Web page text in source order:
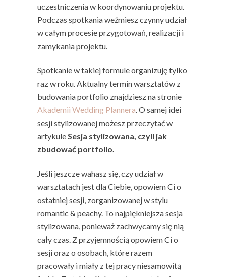
uczestniczenia w koordynowaniu projektu.
Podczas spotkania weźmiesz czynny udział
w całym procesie przygotowań, realizacji i
zamykania projektu.
Spotkanie w takiej formule organizuję tylko
raz w roku. Aktualny termin warsztatów z
budowania portfolio znajdziesz na stronie
Akademii Wedding Plannera. O samej idei
sesji stylizowanej możesz przeczytać w
artykuleSesja stylizowana, czyli jak
zbudować portfolio.
Jeśli jeszcze wahasz się, czy udział w
warsztatach jest dla Ciebie, opowiem Ci o
ostatniej sesji, zorganizowanej w stylu
romantic & peachy. To najpiękniejsza sesja
stylizowana, ponieważ zachwycamy się nią
cały czas. Z przyjemnością opowiem Ci o
sesji oraz o osobach, które razem
pracowały i miały z tej pracy niesamowitą